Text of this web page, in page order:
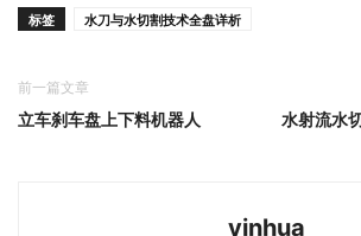
标签 水刀与水切割技术全盘详析
前一篇文章
立车刹车盘上下料机器人 水射流水
yinhua